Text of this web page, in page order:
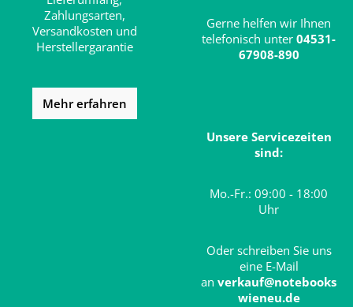
Zahlungsarten,
Versandkosten und
Herstellergarantie
Mehr erfahren
Gerne helfen wir Ihnen
telefonisch unter 04531-
67908-890
Unsere Servicezeiten
sind:
Mo.-Fr.: 09:00 - 18:00
Uhr
Oder schreiben Sie uns
eine E-Mail
an verkauf@notebooks
wieneu.de